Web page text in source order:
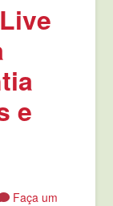
e
Faça um